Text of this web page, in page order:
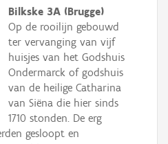
Bilkske 3A (Brugge)
Op de rooilijn gebouwd
ter vervanging van vijf
huisjes van het Godshuis
Ondermarck of godshuis
van de heilige Catharina
van Siëna die hier sinds
1710 stonden. De erg
gesloopt en